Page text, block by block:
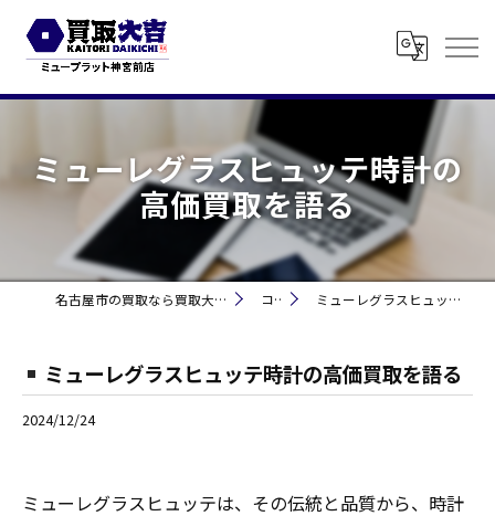
ミューレグラスヒュッテ時計の
高価買取を語る
名古屋市の買取なら買取大吉 ミュープラット神宮前 コラム ミューレグラスヒュッテ時計の高価買取を語る
ミューレグラスヒュッテ時計の高価買取を語る
2024/12/24
ミューレグラスヒュッテは、その伝統と品質から、時計